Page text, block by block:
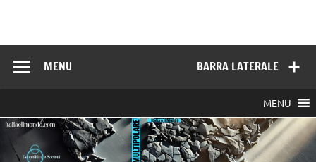
BARRA LATERALE
MENU
MENU